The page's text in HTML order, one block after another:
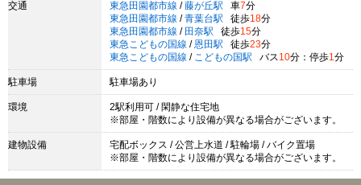
交通 東急田園都市線 / 藤が丘駅 車7分
東急田園都市線 / 青葉台駅 徒歩18分
東急田園都市線 / 田奈駅 徒歩15分
東急こどもの国線 / 恩田駅 徒歩23分
東急こどもの国線 / こどもの国駅 バス 10分：停歩1 分
駐車場 駐車場あり
環境
2駅利用可 / 閑静な住宅地
※部屋・階数により設備が異なる場合がございます。
建物設備
宅配ボックス / 公営上水道 / 駐輪場 / バイク置場
※部屋・階数により設備が異なる場合がございます。